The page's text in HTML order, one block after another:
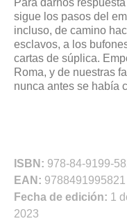
sigue los pasos del
incluso, de camino
esclavos, a los
cartas de súplica.
Roma, y de nuestras
nunca antes se había
ISBN: 978-84-9199-
EAN: 9788491995821
Fecha de edición: 1
2023